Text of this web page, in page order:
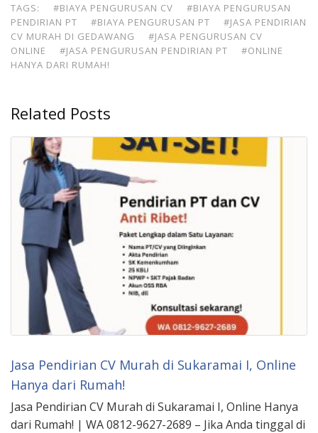
TAGS: #BIAYA PENGURUSAN CV
#BIAYA PENGURUSAN
PENDIRIAN PT
#BIAYA PENGURUSAN PT
#JASA PENDIRIAN
CV MURAH DI GEDAWANG
#JASA PENGURUSAN CV
ONLINE
#JASA PENGURUSAN PENDIRIAN PT
#ONLINE
HANYA DARI RUMAH!
Related Posts
Jasa Pendirian CV Murah di Sukaramai I, Online
Hanya dari Rumah!
Jasa Pendirian CV Murah di Sukaramai I, Online Hanya
dari Rumah! | WA 0812-9627-2689 – Jika Anda tinggal di